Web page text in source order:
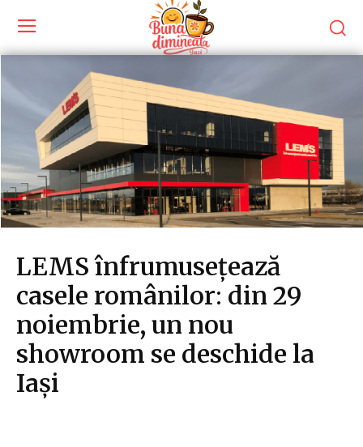
LEMS înfrumusețează
casele românilor: din 29
noiembrie, un nou
showroom se deschide la
Iași